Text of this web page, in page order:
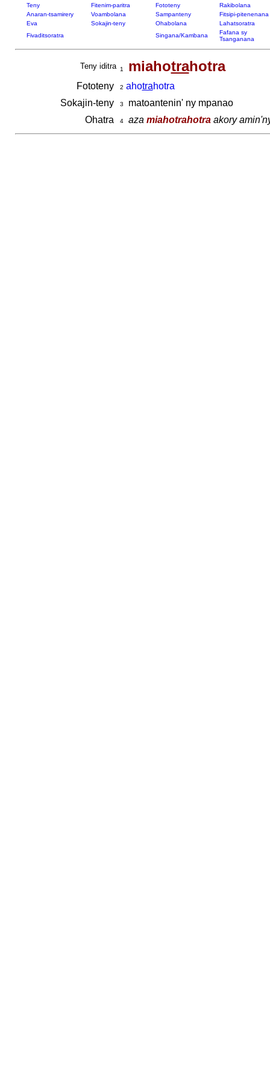
Teny Fitenim-paritra Fototeny
Rakibolana
Anaran-tsamirery
Voambolana Sampanteny
Fitsipi-pitenenana
Eva
Sokajin-teny Ohabolana
Lahatsoratra
Fivaditsoratra
Singana/Kambana
Fafana sy
Tsanganana
Teny iditra 1 miahotrahotra
Fototeny 2 ahotrahotra
Sokajin-teny
3
matoantenin' ny mpanao
Ohatra
4 aza miahotrahotraakory